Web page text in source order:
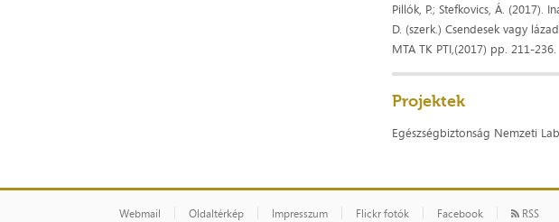
Pillók, P.; Stefkovics, Á.
D. (szerk.) Csendesek vagy
MTA TK PTI,(2017) pp. 211-236.
Projektek
Egészségbiztonság Nemzeti
Webmail Oldaltérkép Impresszum Flickr fotók Facebook RSS